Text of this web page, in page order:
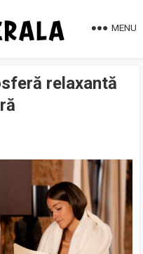
MENU
relaxantă